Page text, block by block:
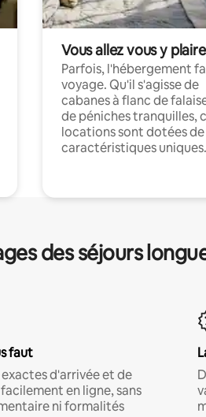
Vous allez vous y plaire
Parfois, l'hébergement
voyage. Qu'il s'agisse de
cabanes à flanc de
de péniches tranquilles,
locations sont dotées de
caractéristiques uniques.
des séjours
faut
d'arrivée et de
en ligne, sans
ni formalités